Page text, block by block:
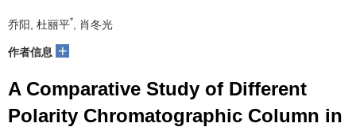
乔阳, 杜丽平* , 肖冬光
作者信息 +
A Comparative Study of Different
Polarity Chromatographic Column in